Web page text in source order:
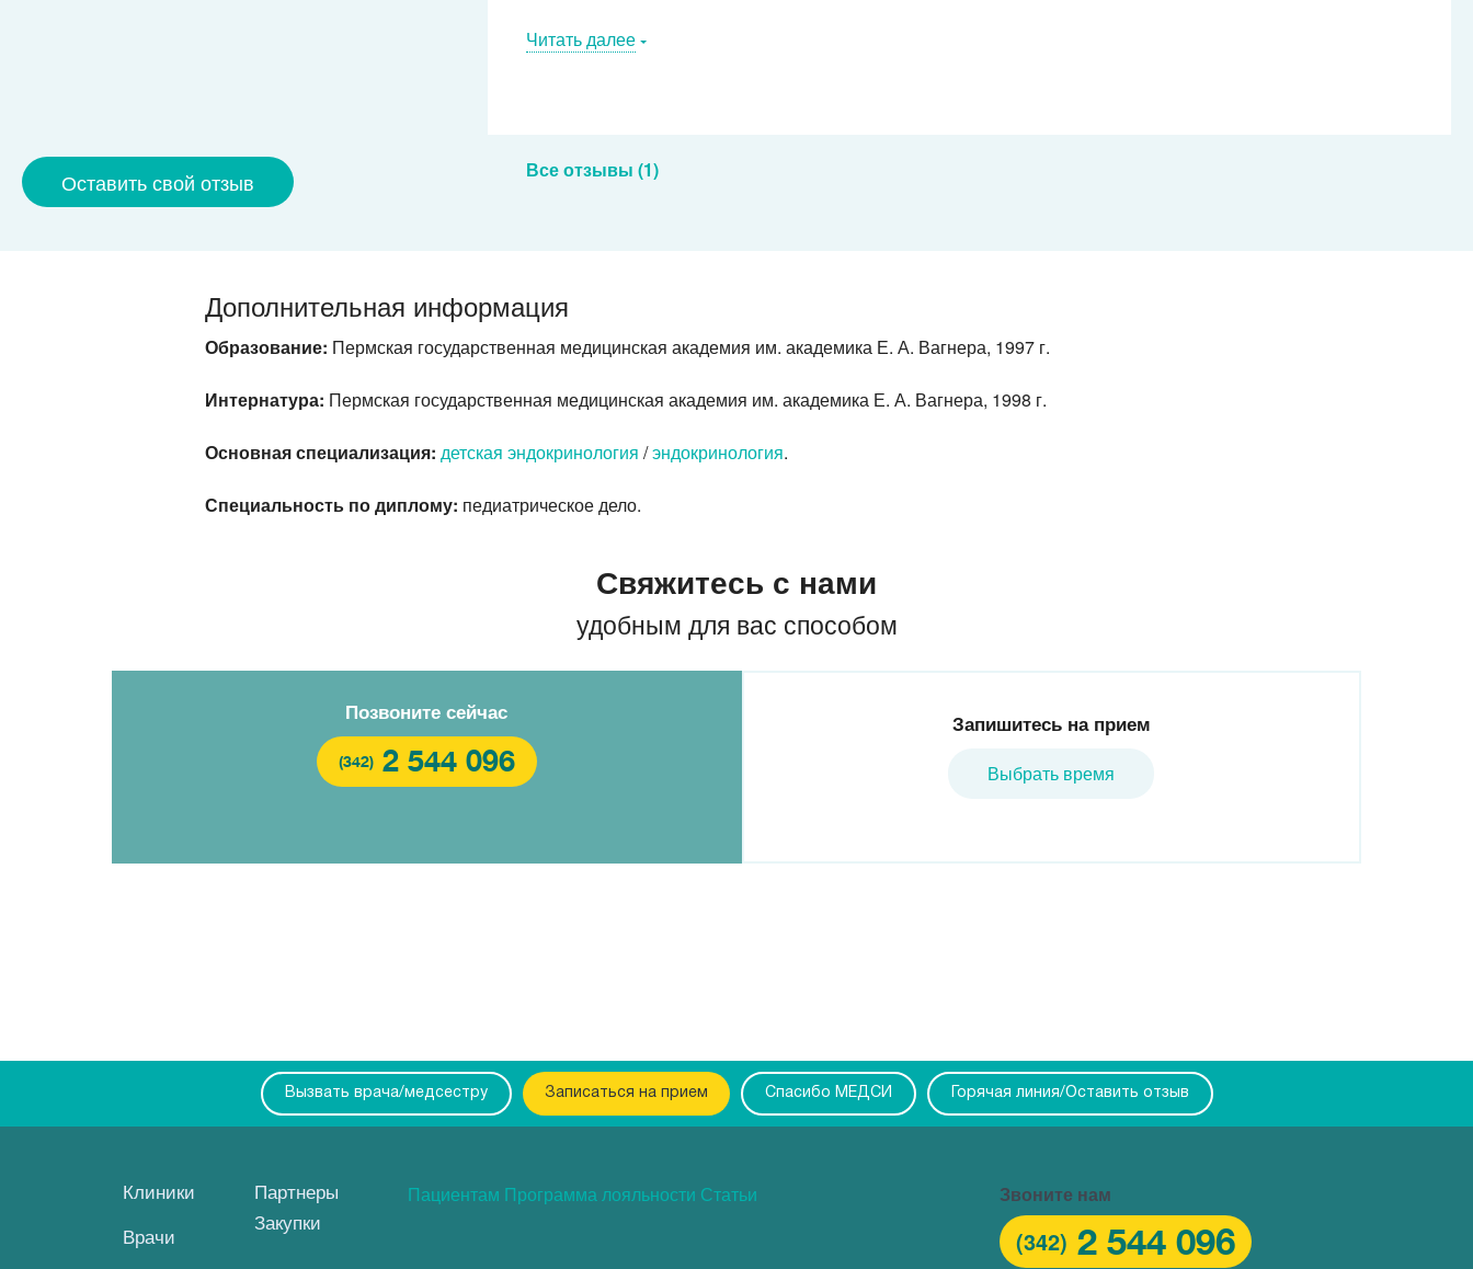
Читать далее
Все отзывы (1)
Оставить свой отзыв
Дополнительная информация
Образование: Пермская государственная медицинская академия им. академика Е. А. Вагнера, 1997 г.
Интернатура: Пермская государственная медицинская академия им. академика Е. А. Вагнера, 1998 г.
Основная специализация: детская эндокринология /эндокринология.
Специальность по диплому: педиатрическое дело.
Свяжитесь с нами
удобным для вас способом
Позвоните сейчас
(342) 2 544 096
Запишитесь на прием
Выбрать время
Вызвать врача/медсестру Записаться на прием Спасибо МЕДСИ Горячая линия/Оставить отзыв
Клиники
Врачи
Пациентам Программа лояльности Статьи
Партнеры
Закупки
Звоните нам
(342) 2 544 096